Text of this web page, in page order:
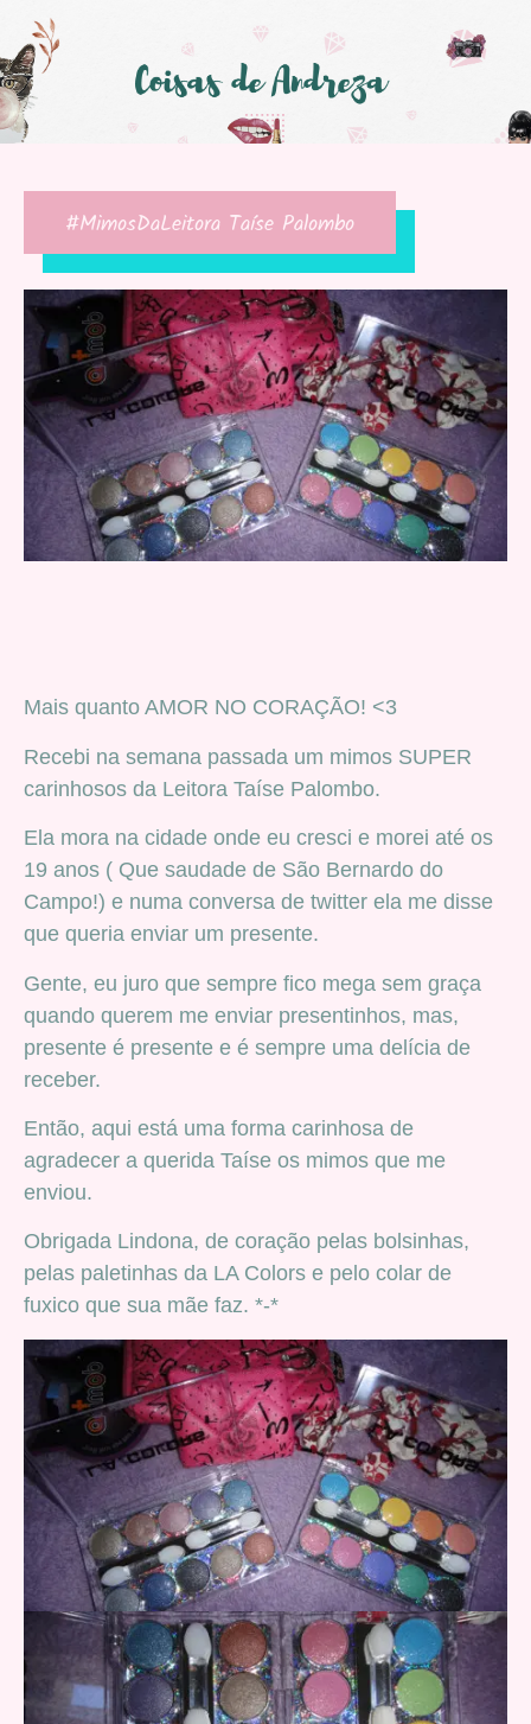
#MimosDaLeitora Taíse Palombo
Mais quanto AMOR NO CORAÇÃO! <3
Recebi na semana passada um mimos SUPER
carinhosos da Leitora Taíse Palombo.
Ela mora na cidade onde eu cresci e morei até os
19 anos ( Que saudade de São Bernardo do
Campo!) e numa conversa de twitter ela me disse
que queria enviar um presente.
Gente, eu juro que sempre fico mega sem graça
quando querem me enviar presentinhos, mas,
presente é presente e é sempre uma delícia de
receber.
Então, aqui está uma forma carinhosa de
agradecer a querida Taíse os mimos que me
enviou.
Obrigada Lindona, de coração pelas bolsinhas,
pelas paletinhas da LA Colors e pelo colar de
fuxico que sua mãe faz. *-*